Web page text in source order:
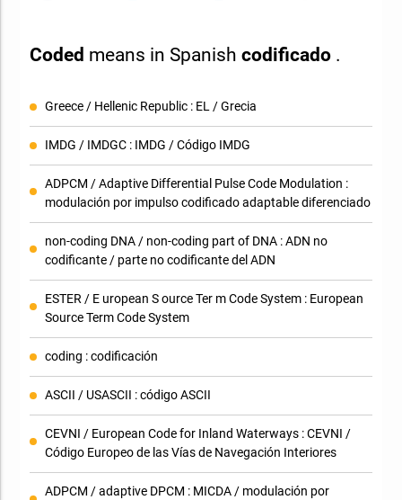
Coded means in Spanish codificado .
Greece / Hellenic Republic : EL / Grecia
IMDG / IMDGC : IMDG / Código IMDG
ADPCM / Adaptive Differential Pulse Code Modulation :
modulación por impulso codificado adaptable diferenciado
non-coding DNA / non-coding part of DNA : ADN no
codificante / parte no codificante del ADN
ESTER / E uropean S ource Ter m Code System : European
Source Term Code System
coding : codificación
ASCII / USASCII : código ASCII
CEVNI / European Code for Inland Waterways : CEVNI /
Código Europeo de las Vías de Navegación Interiores
ADPCM / adaptive DPCM : MICDA / modulación por